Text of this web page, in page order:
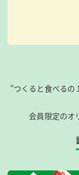
”つくると食べるの
会員限定のオ